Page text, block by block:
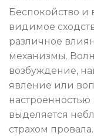
Беспокойство и
видимое
различное
механизмы.
возбуждение,
явление или
настроенностью
выделяется
страхом провала.